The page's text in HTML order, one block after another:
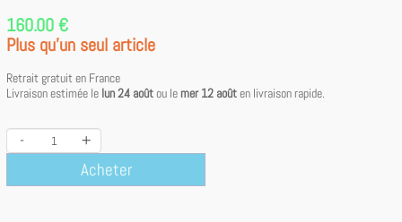
160.00 €
Plus qu'un seul article
Retrait gratuit en France
Livraison estimée le lun 24 août ou le mer 12 août en livraison rapide.
- +
Acheter